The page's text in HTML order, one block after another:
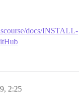
docs/INSTALL-
2:25